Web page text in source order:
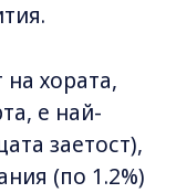
хората,
е най-
заетост),
(по 1.2%)